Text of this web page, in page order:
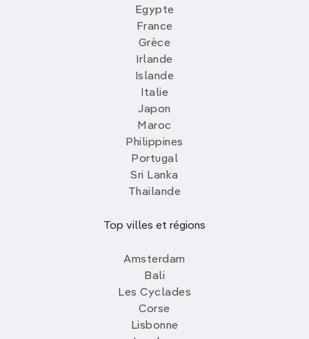
Egypte
France
Grèce
Irlande
Islande
Italie
Japon
Maroc
Philippines
Portugal
Sri Lanka
Thailande
Top villes et régions
Amsterdam
Bali
Les Cyclades
Corse
Lisbonne